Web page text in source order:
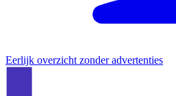
Eerlijk overzicht zonder advertenties